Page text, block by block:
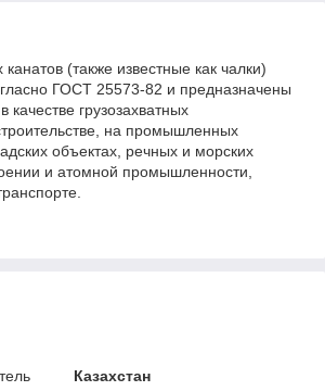
(также известные как чалки)
ГОСТ 25573-82 и предназначены
качестве грузозахватных
на промышленных
объектах, речных и морских
и атомной промышленности,
Казахстан